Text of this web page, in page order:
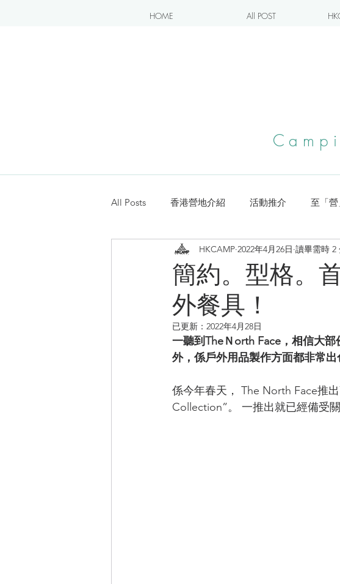
HOME All POST
All Posts 香港營地介紹 活動推介 至「
露營blogger分享 新手入坑系列 小編實
CAMPER音樂電影
簡約。型格。
外餐具！
HKCAMP 2022年4月26日 讀畢需時 2
已更新： 2022年4月28日
一聽到TheＮorth Face，相信大
外，係戶外用品製作方面都非常出
係今年春天， The North Face推
Collection”。 一推出就已經備受